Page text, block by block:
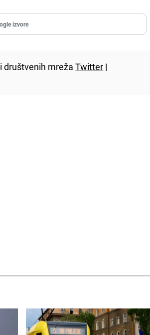
izvore
i društvenih mrežaTwitter |